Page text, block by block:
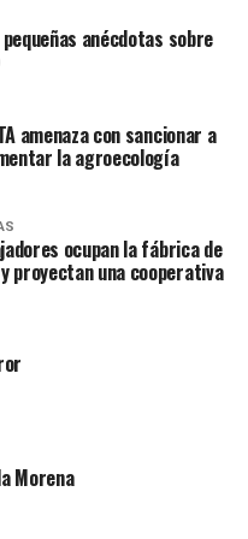
Llora y llueve.
del agua se
de Agostina.
con sus hijas,
los pares que no tienen
se vuelve muy
frontal. Mi método
puedan encarnar la
41 años.
anécdotas sobre
amenaza con sancionar a
la agroecología
ocupan la fábrica de
proyectan una cooperativa
Morena